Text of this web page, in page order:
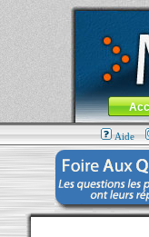
MacBook-fr.com :
Aller au contenu
Menu
Aide